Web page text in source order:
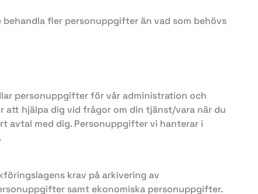
fler personuppgifter än vad som behövs
personuppgifter för vår administration och
hjälpa dig vid frågor om din tjänst/vara när du
med dig. Personuppgifter vi hanterar i
krav på arkivering av
samt ekonomiska personuppgifter.